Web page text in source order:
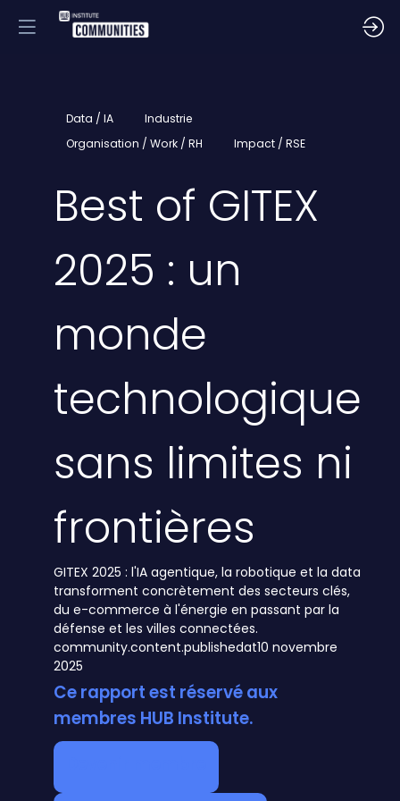
Data / IA
Industrie
Organisation / Work / RH
Impact / RSE
Best of GITEX
2025 : un
monde
technologique
sans limites ni
frontières
GITEX 2025 : l'IA agentique, la robotique et la data
transforment concrètement des secteurs clés,
du e-commerce à l'énergie en passant par la
défense et les villes connectées.
community.content.publishedat10 novembre
2025
Ce rapport est réservé aux
membres HUB Institute.